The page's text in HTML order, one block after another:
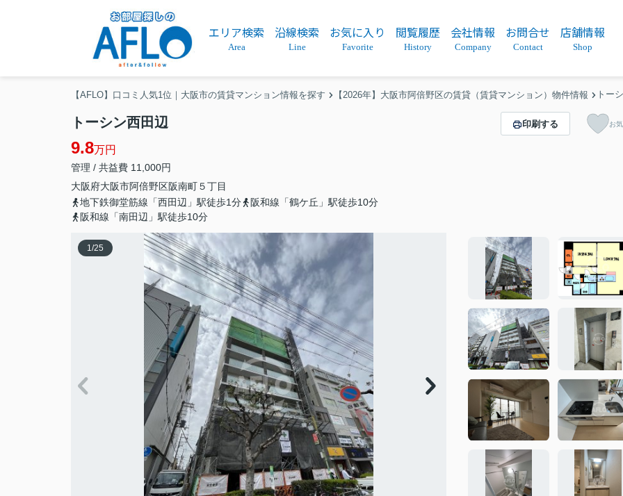
エリア検索
Area
沿線検索
Line
お気に入り
Favorite
閲覧履歴
History
会社情報
Company
お問合せ
Contact
店舗情報
Shop
【AFLO】口コミ人気1位｜大阪市の賃貸マンション情報を探す 【2026年】大阪市阿倍野区の賃貸（賃貸マンション）物件情報 トー
トーシン西田辺
9.8万円
管理 / 共益費 11,000円
大阪府大阪市阿倍野区阪南町５丁目
地下鉄御堂筋線「西田辺」駅徒歩1分
阪和線「鶴ケ丘」駅徒歩10分
阪和線「南田辺」駅徒歩10分
印刷する お
1/25